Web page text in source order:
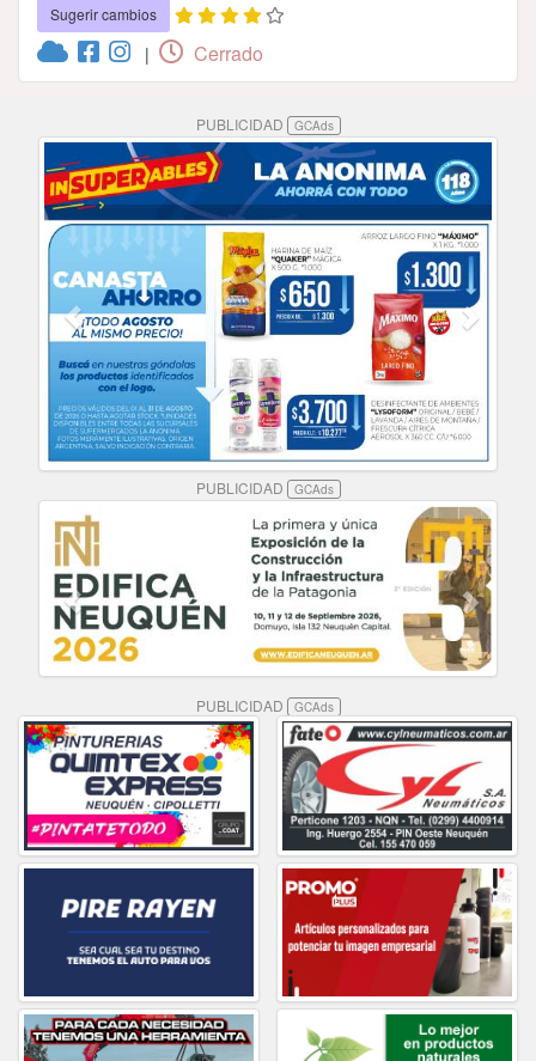
Sugerir cambios
| Cerrado
PUBLICIDAD GCAds
PUBLICIDAD GCAds
PUBLICIDAD GCAds